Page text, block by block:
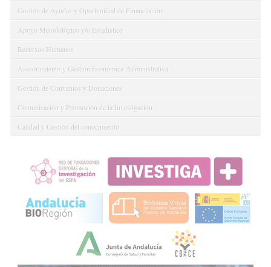
Gestión de Ayudas y Oportunidad de Financiación
Apoyo Metodológico y/o Estadístico
Recursos Humanos
Asesoramiento y Gestión Económica-Administrativa
Gestión de Convenios y Donaciones
Comunicación y Promoción de la Investigación
Calidad y Gestión del conocimiento